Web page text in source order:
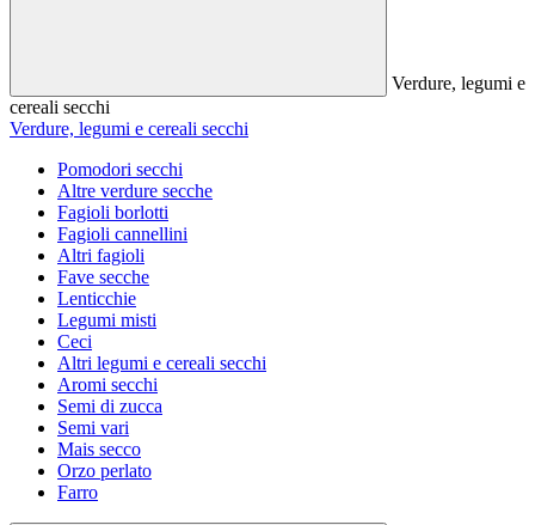
Verdure, legumi e
cereali secchi
Verdure, legumi e cereali secchi
Pomodori secchi
Altre verdure secche
Fagioli borlotti
Fagioli cannellini
Altri fagioli
Fave secche
Lenticchie
Legumi misti
Ceci
Altri legumi e cereali secchi
Aromi secchi
Semi di zucca
Semi vari
Mais secco
Orzo perlato
Farro